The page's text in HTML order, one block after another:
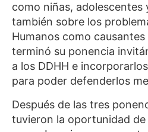
como niñas, adolescentes
también sobre los
Humanos como
terminó su ponencia
a los DDHH e
para poder defenderlos
Después de las tres
tuvieron la oportunidad